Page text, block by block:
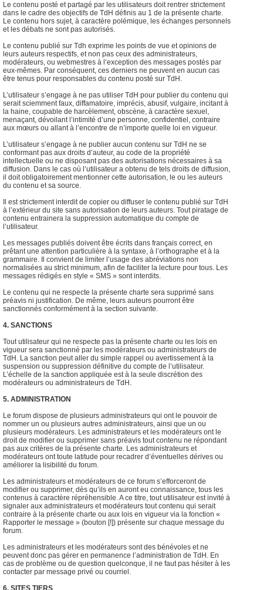
Le contenu posté et partagé par les utilisateurs doit rentrer strictement
dans le cadre des objectifs de TdH définis au 1 de la présente charte.
Le contenu hors sujet, à caractère polémique, les échanges personnels
et les débats ne sont pas autorisés.
Le contenu publié sur Tdh exprime les points de vue et opinions de
leurs auteurs respectifs, et non pas ceux des administrateurs,
modérateurs, ou webmestres à l’exception des messages postés par
eux-mêmes. Par conséquent, ces derniers ne peuvent en aucun cas
être tenus pour responsables du contenu posté sur TdH.
L’utilisateur s’engage à ne pas utiliser TdH pour publier du contenu qui
serait sciemment faux, diffamatoire, imprécis, abusif, vulgaire, incitant à
la haine, coupable de harcèlement, obscène, à caractère sexuel,
menaçant, dévoilant l’intimité d’une personne, confidentiel, contraire
aux mœurs ou allant à l’encontre de n’importe quelle loi en vigueur.
L’utilisateur s’engage à ne publier aucun contenu sur TdH ne se
conformant pas aux droits d’auteur, au code de la propriété
intellectuelle ou ne disposant pas des autorisations nécessaires à sa
diffusion. Dans le cas où l’utilisateur a obtenu de tels droits de diffusion,
il doit obligatoirement mentionner cette autorisation, le ou les auteurs
du contenu et sa source.
Il est strictement interdit de copier ou diffuser le contenu publié sur TdH
à l’extérieur du site sans autorisation de leurs auteurs. Tout piratage de
contenu entrainera la suppression automatique du compte de
l’utilisateur.
Les messages publiés doivent être écrits dans français correct, en
prêtant une attention particulière à la syntaxe, à l’orthographe et à la
grammaire. Il convient de limiter l’usage des abréviations non
normalisées au strict minimum, afin de faciliter la lecture pour tous. Les
messages rédigés en style « SMS » sont interdits.
Le contenu qui ne respecte la présente charte sera supprimé sans
préavis ni justification. De même, leurs auteurs pourront être
sanctionnés conformément à la section suivante.
4. SANCTIONS
Tout utilisateur qui ne respecte pas la présente charte ou les lois en
vigueur sera sanctionné par les modérateurs ou administrateurs de
TdH. La sanction peut aller du simple rappel ou avertissement à la
suspension ou suppression définitive du compte de l’utilisateur.
L’échelle de la sanction appliquée est à la seule discrétion des
modérateurs ou administrateurs de TdH.
5. ADMINISTRATION
Le forum dispose de plusieurs administrateurs qui ont le pouvoir de
nommer un ou plusieurs autres administrateurs, ainsi que un ou
plusieurs modérateurs. Les administrateurs et les modérateurs ont le
droit de modifier ou supprimer sans préavis tout contenu ne répondant
pas aux critères de la présente charte. Les administrateurs et
modérateurs ont toute latitude pour recadrer d’éventuelles dérives ou
améliorer la lisibilité du forum.
Les administrateurs et modérateurs de ce forum s’efforceront de
modifier ou supprimer, dès qu’ils en auront eu connaissance, tous les
contenus à caractère répréhensible. A ce titre, tout utilisateur est invité à
signaler aux administrateurs et modérateurs tout contenu qui serait
contraire à la présente charte ou aux lois en vigueur via la fonction «
Rapporter le message » (bouton [!]) présente sur chaque message du
forum.
Les administrateurs et les modérateurs sont des bénévoles et ne
peuvent donc pas gérer en permanence l’administration de TdH. En
cas de problème ou de question quelconque, il ne faut pas hésiter à les
contacter par message privé ou courriel.
6. SITES TIERS